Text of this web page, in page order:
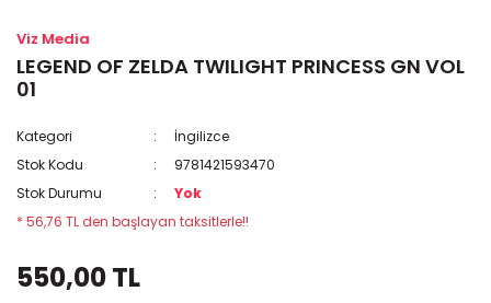
Viz Media
LEGEND OF ZELDA TWILIGHT PRINCESS GN VOL
01
Kategori
İngilizce
Stok Kodu
9781421593470
Stok Durumu
Yok
* 56,76 TL den başlayan taksitlerle!!
550,00 TL